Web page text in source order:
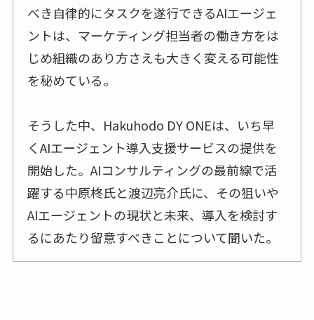
べき自律的にタスクを遂行できるAIエージェ
ントは、マーケティング担当者の働き方をは
じめ組織のあり方さえも大きく変える可能性
を秘めている。
そうした中、Hakuhodo DY ONEは、いち早
くAIエージェント導入支援サービスの提供を
開始した。AIコンサルティングの最前線で活
躍する中原柊氏と渡辺亮介氏に、その狙いや
AIエージェントの現状と未来、導入を検討す
るにあたり留意すべきことについて聞いた。